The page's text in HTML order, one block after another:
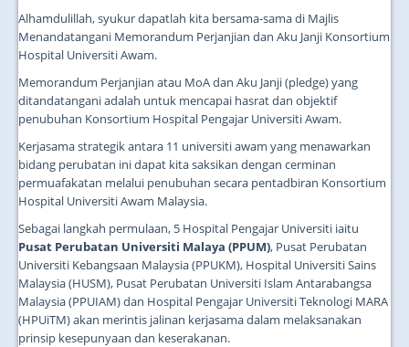
Alhamdulillah, syukur dapatlah kita bersama-sama di Majlis
Menandatangani Memorandum Perjanjian dan Aku Janji Konsortium
Hospital Universiti Awam.
Memorandum Perjanjian atau MoA dan Aku Janji (pledge) yang
ditandatangani adalah untuk mencapai hasrat dan objektif
penubuhan Konsortium Hospital Pengajar Universiti Awam.
Kerjasama strategik antara 11 universiti awam yang menawarkan
bidang perubatan ini dapat kita saksikan dengan cerminan
permuafakatan melalui penubuhan secara pentadbiran Konsortium
Hospital Universiti Awam Malaysia.
Sebagai langkah permulaan, 5 Hospital Pengajar Universiti iaitu
Pusat Perubatan Universiti Malaya (PPUM), Pusat Perubatan
Universiti Kebangsaan Malaysia (PPUKM), Hospital Universiti Sains
Malaysia (HUSM), Pusat Perubatan Universiti Islam Antarabangsa
Malaysia (PPUIAM) dan Hospital Pengajar Universiti Teknologi MARA
(HPUiTM) akan merintis jalinan kerjasama dalam melaksanakan
prinsip kesepunyaan dan keserakanan.